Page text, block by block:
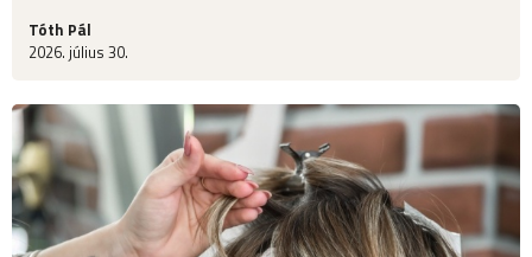
Tóth Pál
2026. július 30.